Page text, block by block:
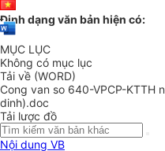
Định dạng văn bản hiện có:
MỤC LỤC
Không có mục lục
Tải về (WORD)
Cong van so 640-VPCP-KTTH
dinh).doc
Tải lược đồ
Nội dung VB